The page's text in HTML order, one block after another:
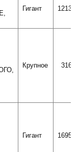
Гигант
Крупное
Гигант